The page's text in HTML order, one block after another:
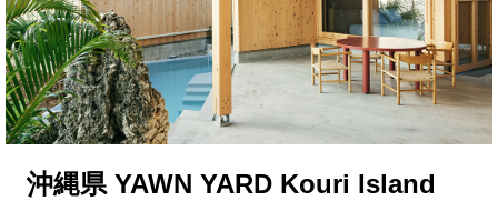
沖縄県 YAWN YARD Kouri Island